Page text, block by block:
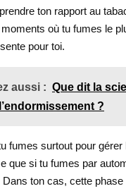
ton rapport au
où tu fumes le
pour toi.
aussi : Que dit la
?
fumes surtout pour
que si tu fumes par
ton cas, cette phase